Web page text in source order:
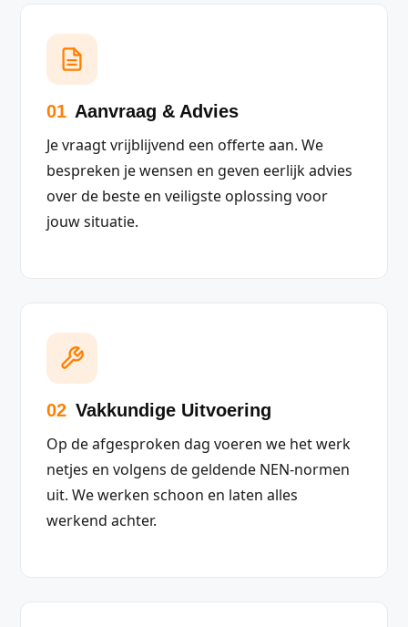
01 Aanvraag & Advies
Je vraagt vrijblijvend een offerte aan. We
bespreken je wensen en geven eerlijk advies
over de beste en veiligste oplossing voor
jouw situatie.
02 Vakkundige Uitvoering
Op de afgesproken dag voeren we het werk
netjes en volgens de geldende NEN-normen
uit. We werken schoon en laten alles
werkend achter.